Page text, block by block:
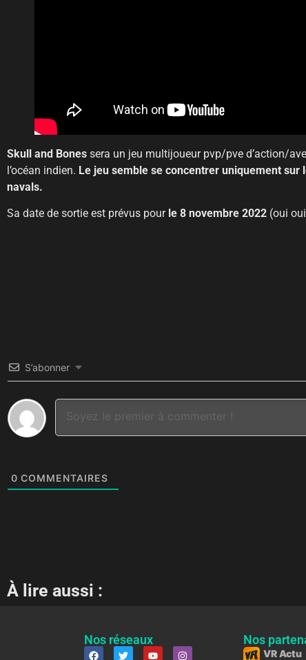
Skull and Bones sera un jeu multijoueur pvp/pve d’action/
l’océan indien. Le jeu semble se concentrer uniquement
navals.
Sa date de sortie est prévus pour le 8 novembre 2022 (oui
S’abonner
0 COMMENTAIRES
À lire aussi :
Nos réseaux Nos
VR Actu